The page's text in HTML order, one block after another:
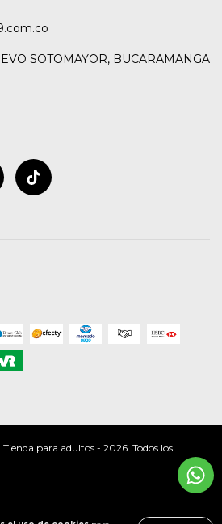
SOTOMAYOR, BUCARAMANGA
para adultos - 2026. Todos los